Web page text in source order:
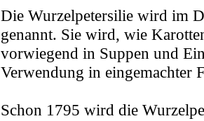
Die Wurzelpetersilie wird im
genannt. Sie wird, wie
vorwiegend in Suppen und
Verwendung in eingemachter
Schon 1795 wird die